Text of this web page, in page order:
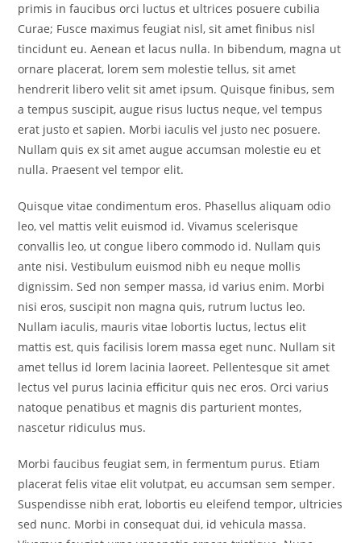
primis in faucibus orci luctus et ultrices posuere cubilia
Curae; Fusce maximus feugiat nisl, sit amet finibus nisl
tincidunt eu. Aenean et lacus nulla. In bibendum, magna ut
ornare placerat, lorem sem molestie tellus, sit amet
hendrerit libero velit sit amet ipsum. Quisque finibus, sem
a tempus suscipit, augue risus luctus neque, vel tempus
erat justo et sapien. Morbi iaculis vel justo nec posuere.
Nullam quis ex sit amet augue accumsan molestie eu et
nulla. Praesent vel tempor elit.
Quisque vitae condimentum eros. Phasellus aliquam odio
leo, vel mattis velit euismod id. Vivamus scelerisque
convallis leo, ut congue libero commodo id. Nullam quis
ante nisi. Vestibulum euismod nibh eu neque mollis
dignissim. Sed non semper massa, id varius enim. Morbi
nisi eros, suscipit non magna quis, rutrum luctus leo.
Nullam iaculis, mauris vitae lobortis luctus, lectus elit
mattis est, quis facilisis lorem massa eget nunc. Nullam sit
amet tellus id lorem lacinia laoreet. Pellentesque sit amet
lectus vel purus lacinia efficitur quis nec eros. Orci varius
natoque penatibus et magnis dis parturient montes,
nascetur ridiculus mus.
Morbi faucibus feugiat sem, in fermentum purus. Etiam
placerat felis vitae elit volutpat, eu accumsan sem semper.
Suspendisse nibh erat, lobortis eu eleifend tempor, ultricies
sed nunc. Morbi in consequat dui, id vehicula massa.